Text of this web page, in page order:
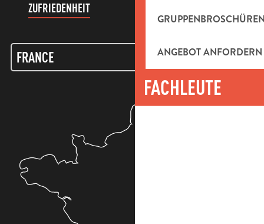
ANGEBOT ANFORDERN
FACHLEUTE
ZUFRIEDENHEIT